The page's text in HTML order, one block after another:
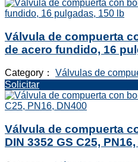
Válvula de compuerta
de acero fundido, 16
Category： Válvulas de
Solicitar
Válvula de compuerta
DIN 3352 GS C25,